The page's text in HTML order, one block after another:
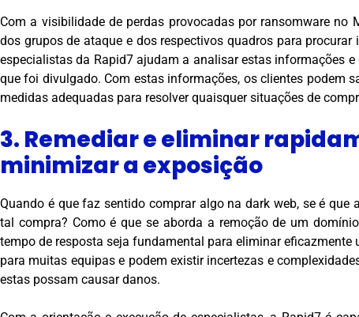
Com a visibilidade de perdas provocadas por ransomware no
dos grupos de ataque e dos respectivos quadros para
especialistas da Rapid7 ajudam a analisar estas informações
que foi divulgado. Com estas informações, os clientes podem
medidas adequadas para resolver quaisquer situações de
3. Remediar e eliminar
minimizar a exposição
Quando é que faz sentido comprar algo na dark web, se é
tal compra? Como é que se aborda a remoção de um
tempo de resposta seja fundamental para eliminar
para muitas equipas e podem existir incertezas e
estas possam causar danos.